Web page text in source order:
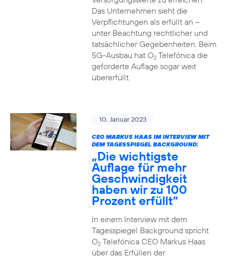
Das Unternehmen sieht die
Verpflichtungen als erfüllt an –
unter Beachtung rechtlicher und
tatsächlicher Gegebenheiten. Beim
5G-Ausbau hat O2Telefónica die
geforderte Auflage sogar weit
übererfüllt.
10. Januar 2023
CEO MARKUS HAAS IM INTERVIEW MIT
DEM TAGESSPIEGEL BACKGROUND:
„Die wichtigste
Auflage für mehr
Geschwindigkeit
haben wir zu 100
Prozent erfüllt“
In einem Interview mit dem
Tagesspiegel Background spricht
O2Telefónica CEO Markus Haas
über das Erfüllen der